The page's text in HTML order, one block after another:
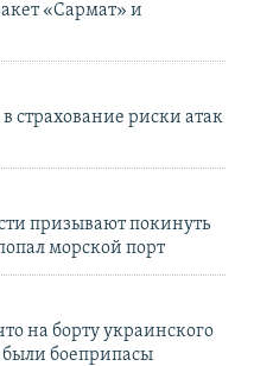
«Сармат» и
страхование риски атак
призывают покинуть
морской порт
на борту украинского
были боеприпасы